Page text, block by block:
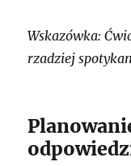
Wskazówka:
rzadziej